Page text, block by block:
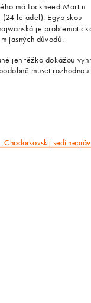
má Lockheed Martin
letadel). Egyptskou
je
jasných důvodů.
jen těžko dokážou
muset
Chodorkovskij sedí